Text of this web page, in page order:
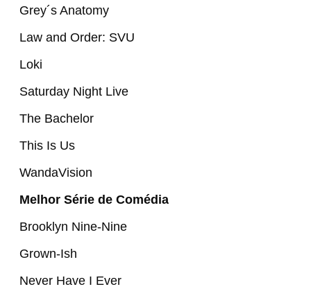
Grey´s Anatomy
Law and Order: SVU
Loki
Saturday Night Live
The Bachelor
This Is Us
WandaVision
Melhor Série de Comédia
Brooklyn Nine-Nine
Grown-Ish
Never Have I Ever